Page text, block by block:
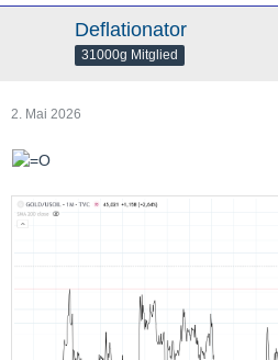
Deflationator
31000g Mitglied
2. Mai 2026